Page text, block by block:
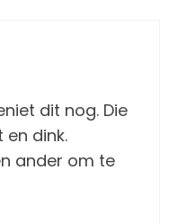
dit nog. Die
dink.
ander om te